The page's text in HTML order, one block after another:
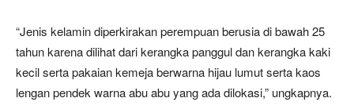
“Jenis kelamin diperkirakan perempuan berusia di bawah 25
tahun karena dilihat dari kerangka panggul dan kerangka kaki
kecil serta pakaian kemeja berwarna hijau lumut serta kaos
lengan pendek warna abu abu yang ada dilokasi,” ungkapnya.